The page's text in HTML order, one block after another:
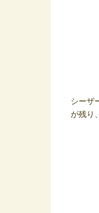
シーザ
が残り